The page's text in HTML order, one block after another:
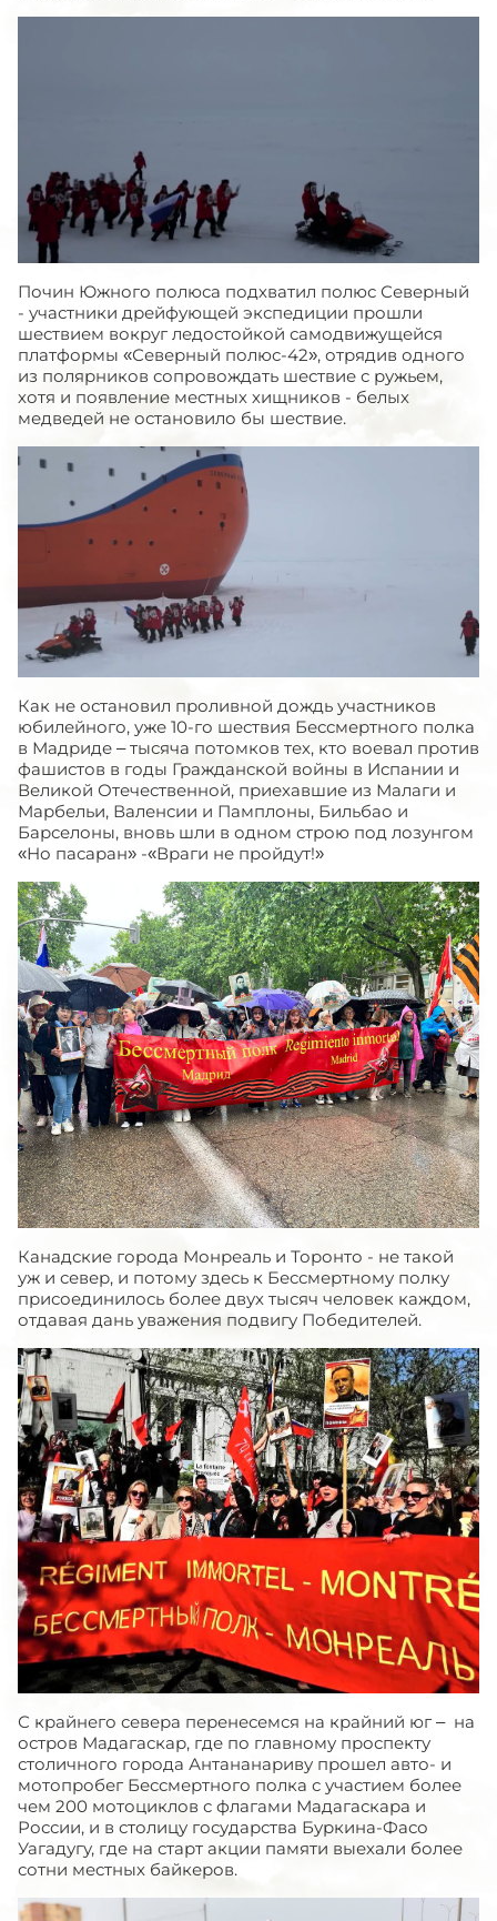
Почин Южного полюса подхватил полюс Северный
- участники дрейфующей экспедиции прошли
шествием вокруг ледостойкой самодвижущейся
платформы «Северный полюс-42», отрядив одного
из полярников сопровождать шествие с ружьем,
хотя и появление местных хищников - белых
медведей не остановило бы шествие.
Как не остановил проливной дождь участников
юбилейного, уже 10-го шествия Бессмертного полка
в Мадриде – тысяча потомков тех, кто воевал против
фашистов в годы Гражданской войны в Испании и
Великой Отечественной, приехавшие из Малаги и
Марбельи, Валенсии и Памплоны, Бильбао и
Барселоны, вновь шли в одном строю под лозунгом
«Но пасаран» -«Враги не пройдут!»
Канадские города Монреаль и Торонто - не такой
уж и север, и потому здесь к Бессмертному полку
присоединилось более двух тысяч человек каждом,
отдавая дань уважения подвигу Победителей.
С крайнего севера перенесемся на крайний юг – на
остров Мадагаскар, где по главному проспекту
столичного города Антананариву прошел авто- и
мотопробег Бессмертного полка с участием более
чем 200 мотоциклов с флагами Мадагаскара и
России, и в столицу государства Буркина-Фасо
Уагадугу, где на старт акции памяти выехали более
сотни местных байкеров.